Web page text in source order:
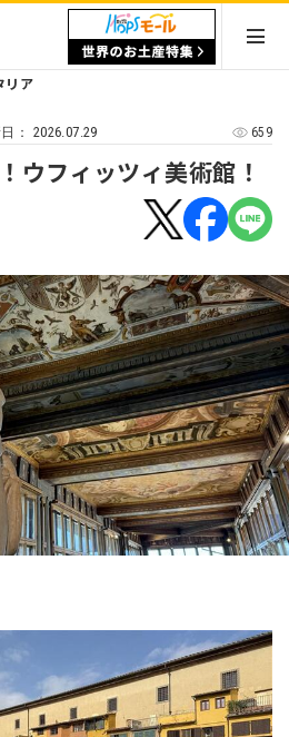
リア
： 2026.07.29 659
ウフィッツィ美術館！